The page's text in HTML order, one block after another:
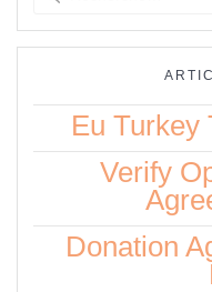
Eu Turkey
Verify
Donation